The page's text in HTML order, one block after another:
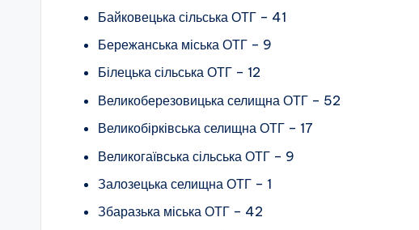
Байковецька сільська ОТГ – 41
Бережанська міська ОТГ – 9
Білецька сільська ОТГ – 12
Великоберезовицька селищна ОТГ – 52
Великобірківська селищна ОТГ – 17
Великогаївська сільська ОТГ – 9
Залозецька селищна ОТГ – 1
Збаразька міська ОТГ – 42